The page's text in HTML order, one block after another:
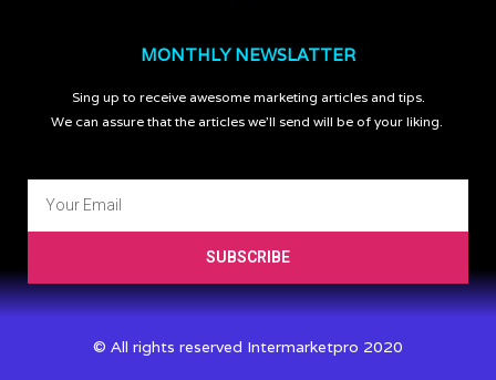
MONTHLY NEWSLATTER
Sing up to receive awesome marketing articles and tips.
We can assure that the articles we’ll send will be of your liking.
SUBSCRIBE
© All rights reserved Intermarketpro 2020